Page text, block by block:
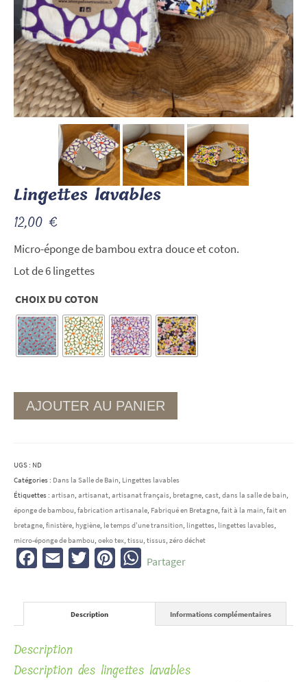
Lingettes lavables
12,00 €
Micro-éponge de bambou extra douce et coton.
Lot de 6 lingettes
CHOIX DU COTON
AJOUTER AU PANIER
UGS : ND
Catégories : Dans la Salle de Bain, Lingettes lavables
Étiquettes : artisan, artisanat, artisanat français, bretagne, cast, dans la salle de bain,
éponge de bambou, fabrication artisanale, Fabriqué en Bretagne, fait à la main, fait en
bretagne, finistère, hygiène, le temps d'une transition, lingettes, lingettes lavables,
micro-éponge de bambou, oeko tex, tissu, tissus, zéro déchet
FacebookEmail Twitter PinterestWhatsApp
Partager
Description Informations complémentaires
Description
Description des lingettes lavables